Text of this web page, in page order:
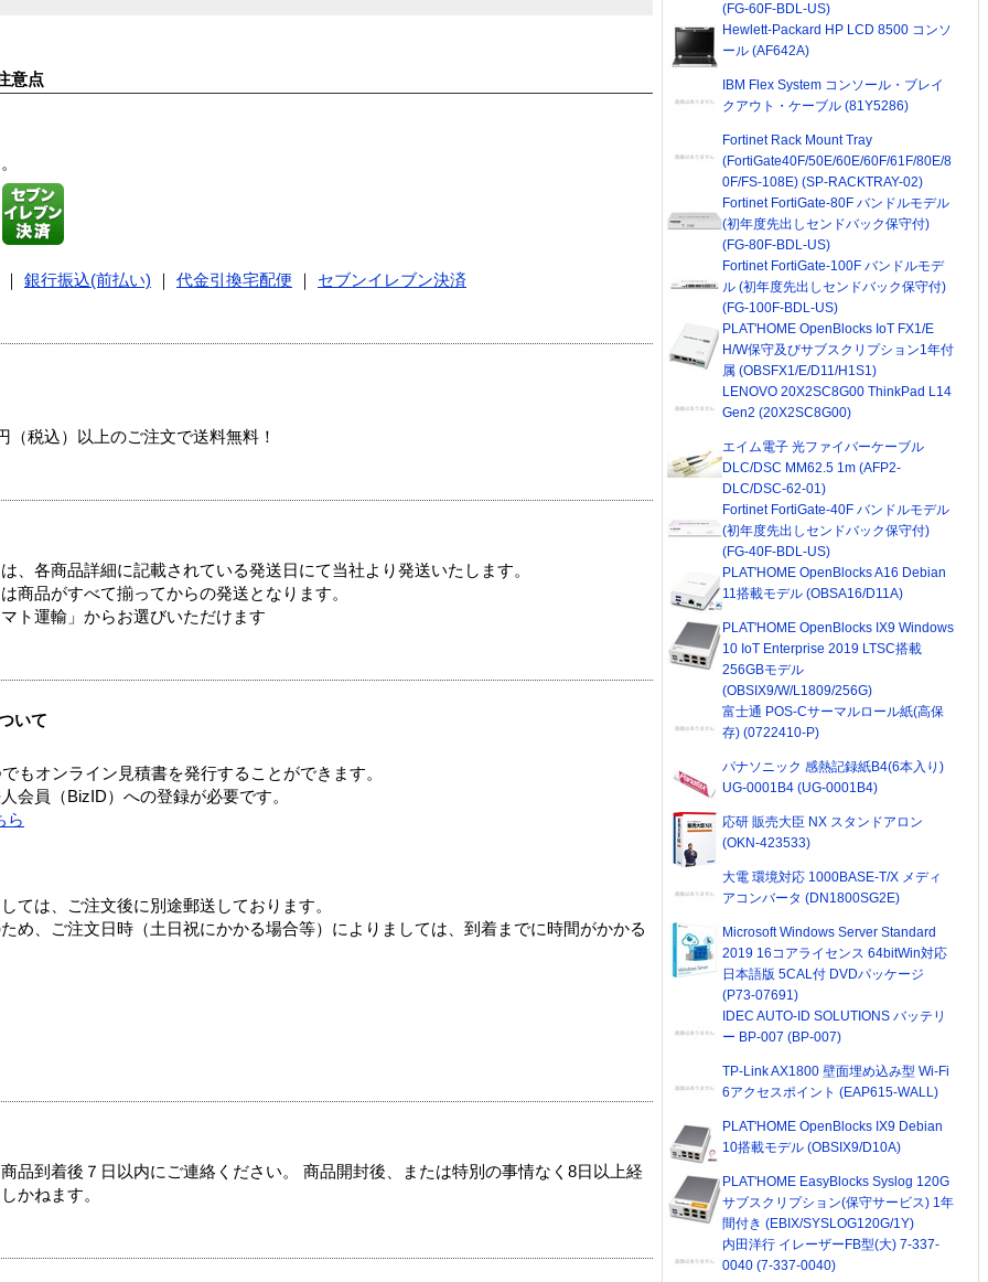
意点
銀行振込(前払い) 代金引換宅配便
セブンイレブン決済
税込）以上のご注文で送料無料！
、各商品詳細に記載されている発送日にて当社より発送いたします。
商品がすべて揃ってからの発送となります。
ト運輸」からお選びいただけます
いて
もオンライン見積書を発行することができます。
会員（BizID）への登録が必要です。
ら
ては、ご注文後に別途郵送しております。
め、ご注文日時（土日祝にかかる場合等）によりましては、到着までに時間がかかる
品到着後７日以内にご連絡ください。 商品開封後、または特別の事情なく8日以上経
かねます。
(FG-60F-BDL-US)
Hewlett-Packard HP LCD 8500 コンソ
ール (AF642A)
IBM Flex System コンソール・ブレイ
クアウト・ケーブル (81Y5286)
Fortinet Rack Mount Tray
(FortiGate40F/50E/60E/60F/61F/80E/8
0F/FS-108E) (SP-RACKTRAY-02)
Fortinet FortiGate-80F バンドルモデル
(初年度先出しセンドバック保守付)
(FG-80F-BDL-US)
Fortinet FortiGate-100F バンドルモデ
ル (初年度先出しセンドバック保守付)
(FG-100F-BDL-US)
PLAT'HOME OpenBlocks IoT FX1/E
H/W保守及びサブスクリプション1年付
属 (OBSFX1/E/D11/H1S1)
LENOVO 20X2SC8G00 ThinkPad L14
Gen2 (20X2SC8G00)
エイム電子 光ファイバーケーブル
DLC/DSC MM62.5 1m (AFP2-
DLC/DSC-62-01)
Fortinet FortiGate-40F バンドルモデル
(初年度先出しセンドバック保守付)
(FG-40F-BDL-US)
PLAT'HOME OpenBlocks A16 Debian
11搭載モデル (OBSA16/D11A)
PLAT'HOME OpenBlocks IX9 Windows
10 IoT Enterprise 2019 LTSC搭載
256GBモデル
(OBSIX9/W/L1809/256G)
富士通 POS-Cサーマルロール紙(高保
存) (0722410-P)
パナソニック 感熱記録紙B4(6本入り)
UG-0001B4 (UG-0001B4)
応研 販売大臣 NX スタンドアロン
(OKN-423533)
大電 環境対応 1000BASE-T/X メディ
アコンバータ (DN1800SG2E)
Microsoft Windows Server Standard
2019 16コアライセンス 64bitWin対応
日本語版 5CAL付 DVDパッケージ
(P73-07691)
IDEC AUTO-ID SOLUTIONS バッテリ
ー BP-007 (BP-007)
TP-Link AX1800 壁面埋め込み型 Wi-Fi
6アクセスポイント (EAP615-WALL)
PLAT'HOME OpenBlocks IX9 Debian
10搭載モデル (OBSIX9/D10A)
PLAT'HOME EasyBlocks Syslog 120G
サブスクリプション(保守サービス) 1年
間付き (EBIX/SYSLOG120G/1Y)
内田洋行 イレーザーFB型(大) 7-337-
0040 (7-337-0040)